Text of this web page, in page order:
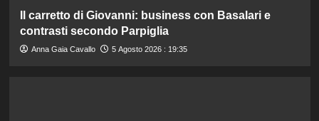
Il carretto di Giovanni: business con Basalari e
contrasti secondo Parpiglia
Anna Gaia Cavallo 5 Agosto 2026 : 19:35